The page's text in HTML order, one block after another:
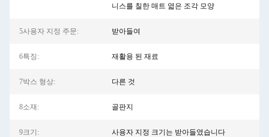
니스를 칠한 매트 엷은 조각 모양
5사용자 지정 주문: 받아들여
6특징: 재활용 된 재료
7박스 형상: 다른 것
8소재: 골판지
9크기: 사용자 지정 크기는 받아들였습니다